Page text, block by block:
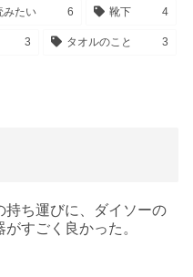
みたい 6 靴下 4
3 タオルのこと 3
持ち運びに、ダイソーの
すごく良かった。